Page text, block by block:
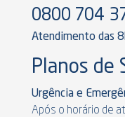
0800 704
Atendimento das
Planos de
Urgência e
Após o horário de